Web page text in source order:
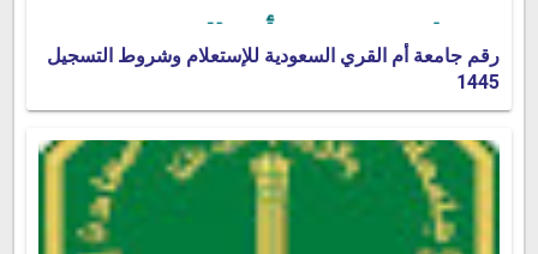
رقم جامعة أم القري السعودية للإستعلام وشروط التسجيل
1445